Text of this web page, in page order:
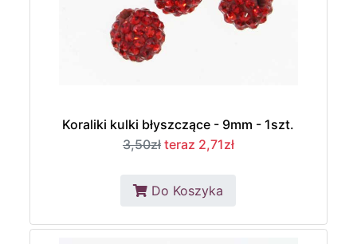
Koraliki kulki błyszczące - 9mm - 1szt.
3,50zł teraz 2,71zł
Do Koszyka